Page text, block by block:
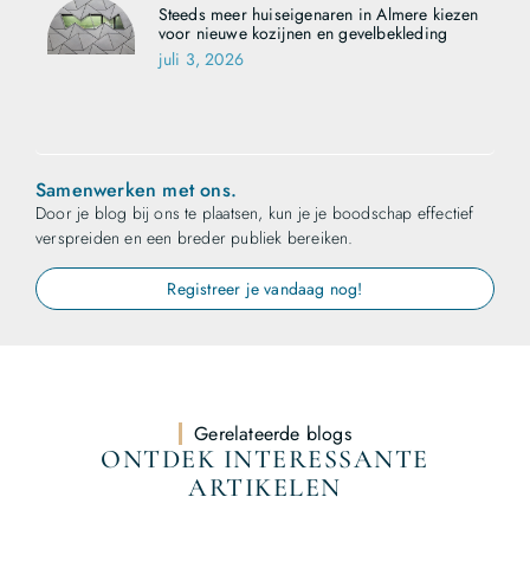
Steeds meer huiseigenaren in Almere kiezen
voor nieuwe kozijnen en gevelbekleding
juli 3, 2026
Samenwerken met ons.
Door je blog bij ons te plaatsen, kun je je boodschap effectief
verspreiden en een breder publiek bereiken.
Registreer je vandaag nog!
Gerelateerde blogs
ONTDEK INTERESSANTE
ARTIKELEN